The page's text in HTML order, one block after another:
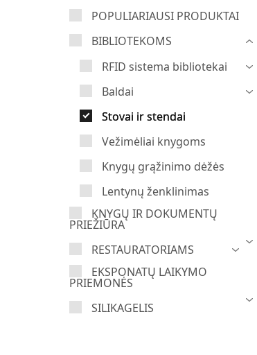
POPULIARIAUSI PRODUKTAI
BIBLIOTEKOMS
RFID sistema bibliotekai
Baldai
Stovai ir stendai
Vežimėliai knygoms
Knygų grąžinimo dėžės
Lentynų ženklinimas
KNYGŲ IR DOKUMENTŲ
PRIEŽIŪRA
RESTAURATORIAMS
EKSPONATŲ LAIKYMO
PRIEMONĖS
SILIKAGELIS